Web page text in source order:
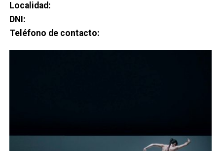
Localidad:
DNI:
Teléfono de contacto: